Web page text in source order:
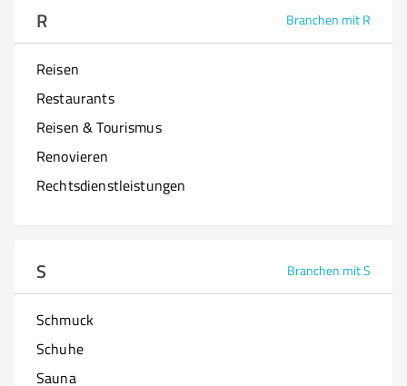
R Branchen mit R
Reisen
Restaurants
Reisen & Tourismus
Renovieren
Rechtsdienstleistungen
S Branchen mit S
Schmuck
Schuhe
Sauna